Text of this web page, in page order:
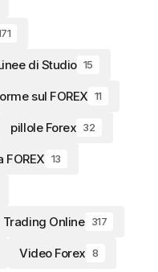
di Studio 15
sul FOREX 11
pillole Forex 32
FOREX 13
Trading Online 317
Video Forex 8